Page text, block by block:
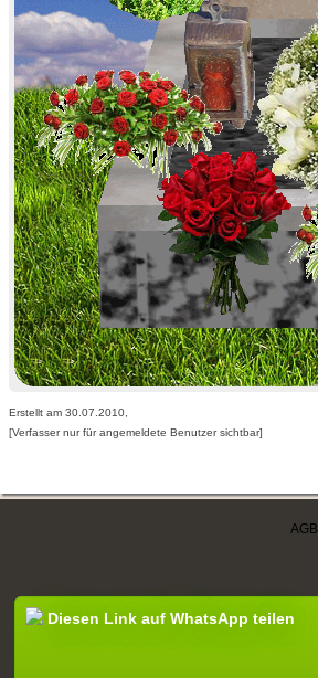
Erstellt am 30.07.2010,
[Verfasser nur für angemeldete Benutzer sichtbar]
AGB
Diesen Link auf WhatsApp teilen